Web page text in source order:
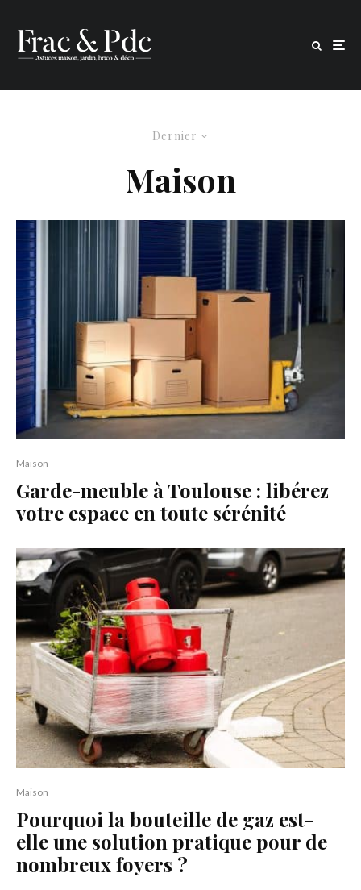
Dernier
Maison
Maison
Garde-meuble à Toulouse : libérez
votre espace en toute sérénité
Maison
Pourquoi la bouteille de gaz est-
elle une solution pratique pour de
nombreux foyers ?